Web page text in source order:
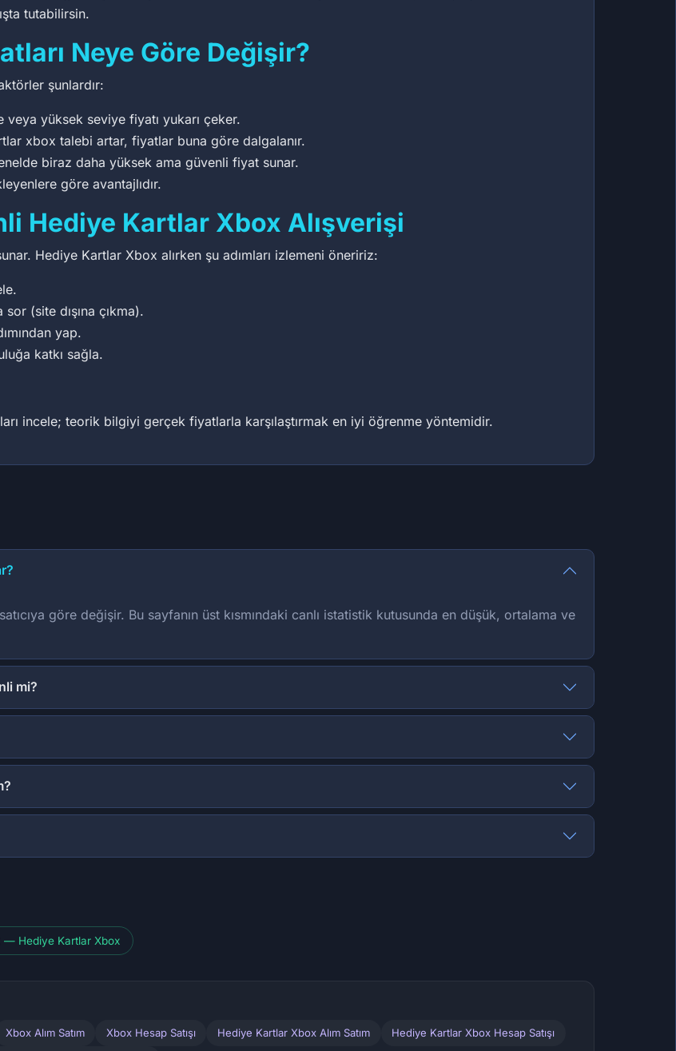
tutabilirsin.
Neye Göre Değişir?
şunlardır:
yüksek seviye fiyatı yukarı çeker.
xbox talebi artar, fiyatlar buna göre dalgalanır.
biraz daha yüksek ama güvenli fiyat sunar.
göre avantajlıdır.
Hediye Kartlar Xbox Alışverişi
Hediye Kartlar Xbox alırken şu adımları izlemeni öneririz:
(site dışına çıkma).
yap.
katkı sağla.
incele; teorik bilgiyi gerçek fiyatlarla karşılaştırmak en iyi öğrenme yöntemidir.
göre değişir. Bu sayfanın üst kısmındaki canlı istatistik kutusunda en düşük, ortalama ve
mi?
— Hediye Kartlar Xbox
Xbox Alım Satım Xbox Hesap Satışı Hediye Kartlar Xbox Alım Satım Hediye Kartlar Xbox Hesap Satışı